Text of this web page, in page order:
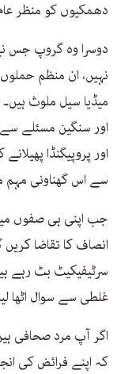
دھمکیوں کو منظر
دوسرا وہ گروپ جس
نہیں، ان منظم
میڈیا سیل ملوث
اور سنگین مسئلے سے
اور پروپیگنڈا
سے اس گھناونی مہم
جب اپنی ہی صفوں
انصاف کا تقاضا
سرٹیفیکیٹ بٹ رہے
غلطی سے سوال اٹھا
اگر آپ مرد صحافی
کہ اپنے فرائض کی